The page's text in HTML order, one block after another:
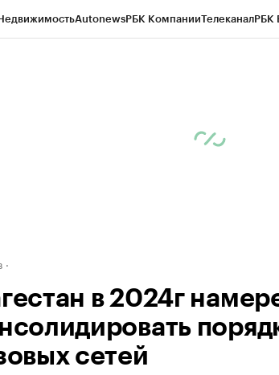
AutonewsРБК КомпанииТелеканалРБК
в 2024г
сетей